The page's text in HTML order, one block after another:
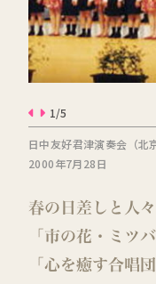
1/5
日中友好君津演奏会（北
2000年7月28日